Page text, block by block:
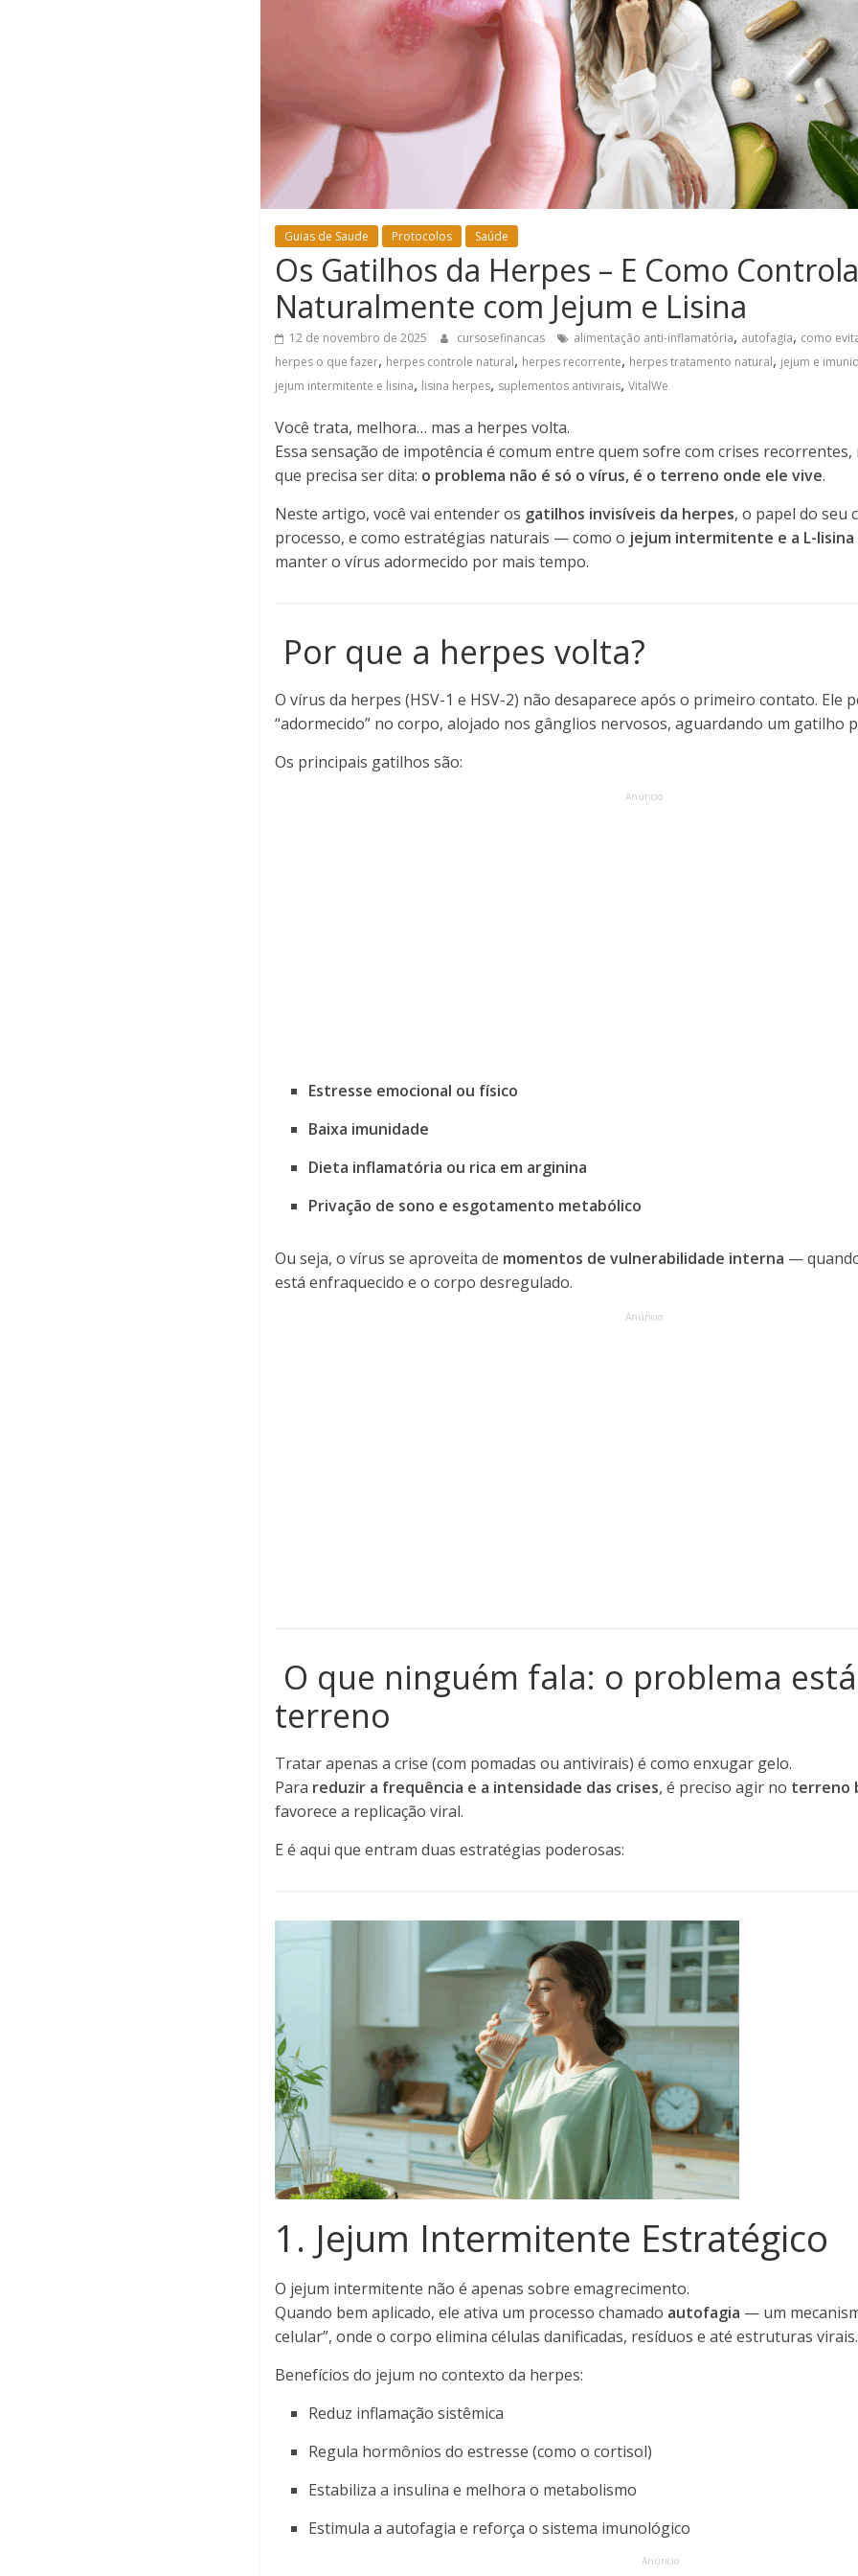
Guias de Saude Protocolos Saúde
Os Gatilhos da Herpes – E Como
Naturalmente com Jejum e Lisina
12 de novembro de 2025 cursosefinancas alimentação anti-inflamatória, autofagia, como
herpes o que fazer, herpes controle natural, herpes recorrente, herpes tratamento natural, jejum e
jejum intermitente e lisina, lisina herpes, suplementos antivirais, VitalWe
Você trata, melhora… mas a herpes volta.
Essa sensação de impotência é comum entre quem sofre com crises recorrentes,
que precisa ser dita: o problema não é só o vírus, é o terreno onde ele vive.
Neste artigo, você vai entender os gatilhos invisíveis da herpes, o papel do seu
processo, e como estratégias naturais — como o jejum intermitente e a L-lisina
manter o vírus adormecido por mais tempo.
Por que a herpes volta?
O vírus da herpes (HSV-1 e HSV-2) não desaparece após o primeiro contato. Ele
“adormecido” no corpo, alojado nos gânglios nervosos, aguardando um gatilho
Os principais gatilhos são:
Anúncio
Estresse emocional ou físico
Baixa imunidade
Dieta inflamatória ou rica em arginina
Privação de sono e esgotamento metabólico
Ou seja, o vírus se aproveita de momentos de vulnerabilidade interna —
está enfraquecido e o corpo desregulado.
Anúncio
O que ninguém fala: o problema
terreno
Tratar apenas a crise (com pomadas ou antivirais) é como enxugar gelo.
Para reduzir a frequência e a intensidade das crises, é preciso agir no terreno
favorece a replicação viral.
E é aqui que entram duas estratégias poderosas:
1. Jejum Intermitente Estratégico
O jejum intermitente não é apenas sobre emagrecimento.
Quando bem aplicado, ele ativa um processo chamado autofagia — um
celular”, onde o corpo elimina células danificadas, resíduos e até estruturas virais.
Benefícios do jejum no contexto da herpes:
Reduz inflamação sistêmica
Regula hormônios do estresse (como o cortisol)
Estabiliza a insulina e melhora o metabolismo
Estimula a autofagia e reforça o sistema imunológico
Anúncio